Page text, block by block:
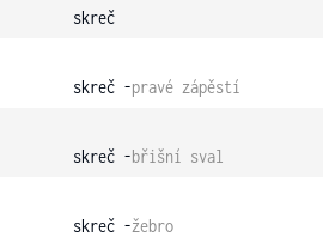
skreč
skreč -pravé zápěstí
skreč -břišní sval
skreč -žebro